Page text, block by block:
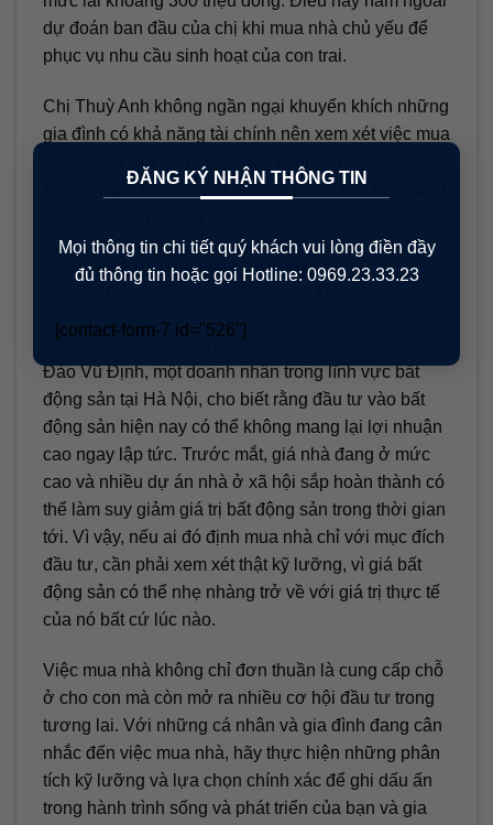
ĐĂNG KÝ NHẬN THÔNG TIN
Mọi thông tin chi tiết quý khách vui lòng điền đầy
đủ thông tin hoặc gọi Hotline: 0969.23.33.23
[contact-form-7 id="526"]
dự đoán ban đầu của chị khi mua nhà chủ yếu để
phục vụ nhu cầu sinh hoạt của con trai.
Chị Thuỳ Anh không ngần ngại khuyến khích những
gia đình có khả năng tài chính nên xem xét việc mua
kiệm chi phí thuê trọ mà còn trở thành một kênh đầu
Chia sẻ về bối cảnh thị trường nhà đất hiện tại, anh
Đào Vũ Định, một doanh nhân trong lĩnh vực bất
động sản tại Hà Nội, cho biết rằng đầu tư vào bất
động sản hiện nay có thể không mang lại lợi nhuận
cao ngay lập tức. Trước mắt, giá nhà đang ở mức
cao và nhiều dự án nhà ở xã hội sắp hoàn thành có
thể làm suy giảm giá trị bất động sản trong thời gian
tới. Vì vậy, nếu ai đó định mua nhà chỉ với mục đích
đầu tư, cần phải xem xét thật kỹ lưỡng, vì giá bất
động sản có thể nhẹ nhàng trở về với giá trị thực tế
của nó bất cứ lúc nào.
Việc mua nhà không chỉ đơn thuần là cung cấp chỗ
ở cho con mà còn mở ra nhiều cơ hội đầu tư trong
tương lai. Với những cá nhân và gia đình đang cân
nhắc đến việc mua nhà, hãy thực hiện những phân
tích kỹ lưỡng và lựa chọn chính xác để ghi dấu ấn
trong hành trình sống và phát triển của bạn và gia